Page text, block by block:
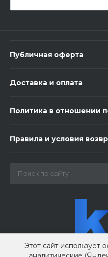
В
В
Публичная оферта
Доставка и оплата
Политика в отношении
Правила и условия
Этот сайт использует